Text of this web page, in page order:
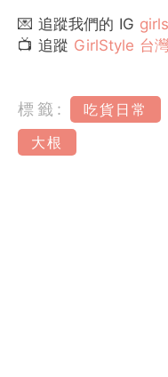
💌 追蹤我們的 IG
📺 追蹤 GirlStyle 台
標籤: 吃貨日常
大根